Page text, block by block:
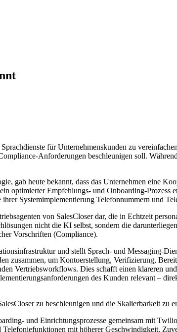
für Unternehmenskunden zu
Anforderungen beschleunigen soll.
gab heute bekannt, dass das Unternehmen eine
optimierter Empfehlungs- und Onboarding-Prozess
Systemimplementierung Telefonnummern und
von SalesCloser dar, die in Echtzeit
nicht die KI selbst, sondern die
Vorschriften (Compliance).
und stellt Sprach- und Messaging-
zusammen, um Kontoerstellung, Verifizierung,
Vertriebsworkflows. Dies schafft einen klareren
des Kunden relevant –
zu beschleunigen und die Skalierbarkeit zu
und Einrichtungsprozesse gemeinsam mit
mit höherer Geschwindigkeit,